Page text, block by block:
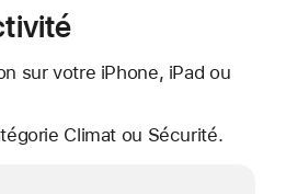
sur votre iPhone, iPad ou
Climat ou Sécurité.